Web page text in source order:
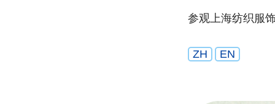
参观上海纺织服
ZH EN